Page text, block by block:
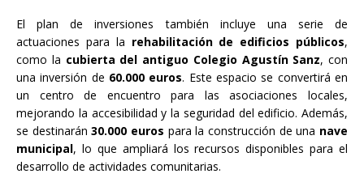
El plan de inversiones también incluye una serie de
actuaciones para la rehabilitación de edificios públicos,
como la cubierta del antiguo Colegio Agustín Sanz, con
una inversión de 60.000 euros. Este espacio se convertirá en
un centro de encuentro para las asociaciones locales,
mejorando la accesibilidad y la seguridad del edificio. Además,
se destinarán30.000 euros para la construcción de una nave
municipal, lo que ampliará los recursos disponibles para el
desarrollo de actividades comunitarias.